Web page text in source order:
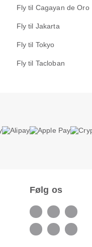
Fly til Cagayan de Oro
Fly til Jakarta
Fly til Tokyo
Fly til Tacloban
Følg os